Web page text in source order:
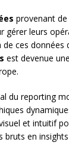
provenant
leurs
ces
est devenue
du reporting
et intuitif
en